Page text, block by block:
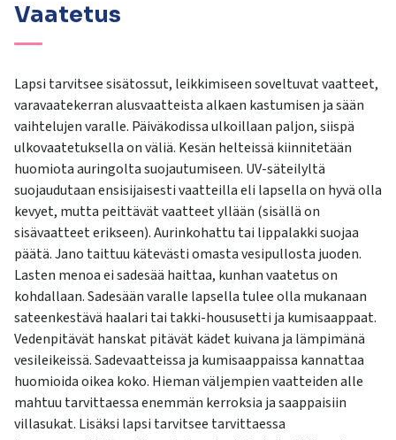
Vaatetus
Lapsi tarvitsee sisätossut, leikkimiseen soveltuvat vaatteet,
varavaatekerran alusvaatteista alkaen kastumisen ja sään
vaihtelujen varalle. Päiväkodissa ulkoillaan paljon, siispä
ulkovaatetuksella on väliä. Kesän helteissä kiinnitetään
huomiota auringolta suojautumiseen. UV-säteilyltä
suojaudutaan ensisijaisesti vaatteilla eli lapsella on hyvä olla
kevyet, mutta peittävät vaatteet yllään (sisällä on
sisävaatteet erikseen). Aurinkohattu tai lippalakki suojaa
päätä. Jano taittuu kätevästi omasta vesipullosta juoden.
Lasten menoa ei sadesää haittaa, kunhan vaatetus on
kohdallaan. Sadesään varalle lapsella tulee olla mukanaan
sateenkestävä haalari tai takki-housusetti ja kumisaappaat.
Vedenpitävät hanskat pitävät kädet kuivana ja lämpimänä
vesileikeissä. Sadevaatteissa ja kumisaappaissa kannattaa
huomioida oikea koko. Hieman väljempien vaatteiden alle
mahtuu tarvittaessa enemmän kerroksia ja saappaisiin
villasukat. Lisäksi lapsi tarvitsee tarvittaessa